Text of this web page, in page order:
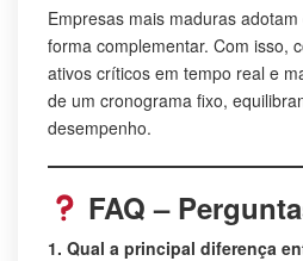
Empresas mais maduras
forma complementar. Com isso,
ativos críticos em tempo real e
de um cronograma fixo,
desempenho.
FAQ –
1. Qual a principal diferença